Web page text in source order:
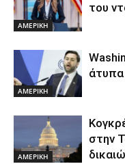
ΑΜΕΡΙΚΗ
του
ΑΜΕΡΙΚΗ
άτυπα
ΑΜΕΡΙΚΗ
στην